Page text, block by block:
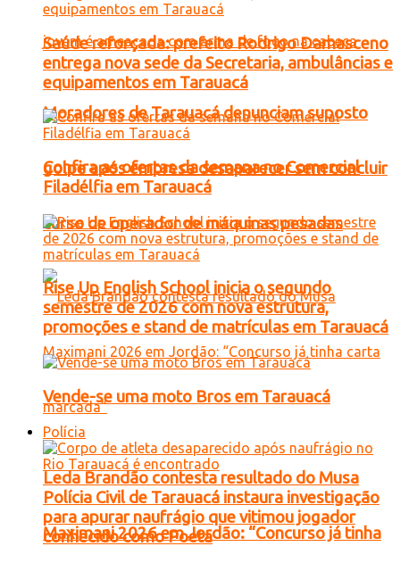
Moradores de Tarauacá denunciam suposto
golpe após empresa desaparecer sem concluir
curso de operador de máquinas pesadas
Leda Brandão contesta resultado do Musa
Maximani 2026 em Jordão: “Concurso já tinha
Saúde reforçada: prefeito Rodrigo Damasceno
entrega nova sede da Secretaria, ambulâncias e
equipamentos em Tarauacá
Confira as ofertas da semana no Comercial
Filadélfia em Tarauacá
Rise Up English School inicia o segundo
semestre de 2026 com nova estrutura,
promoções e stand de matrículas em Tarauacá
Vende-se uma moto Bros em Tarauacá
Polícia
Polícia Civil de Tarauacá instaura investigação
para apurar naufrágio que vitimou jogador
conhecido como Poeta